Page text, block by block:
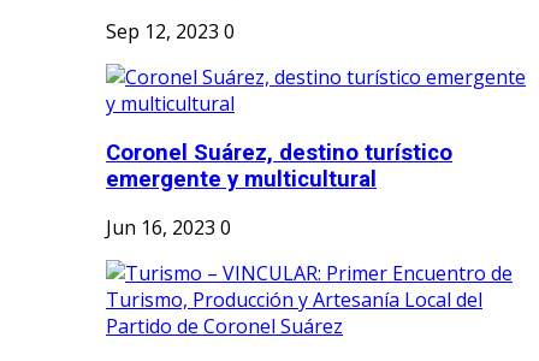
Sep 12, 2023 0
Coronel Suárez, destino turístico
emergente y multicultural
Jun 16, 2023 0